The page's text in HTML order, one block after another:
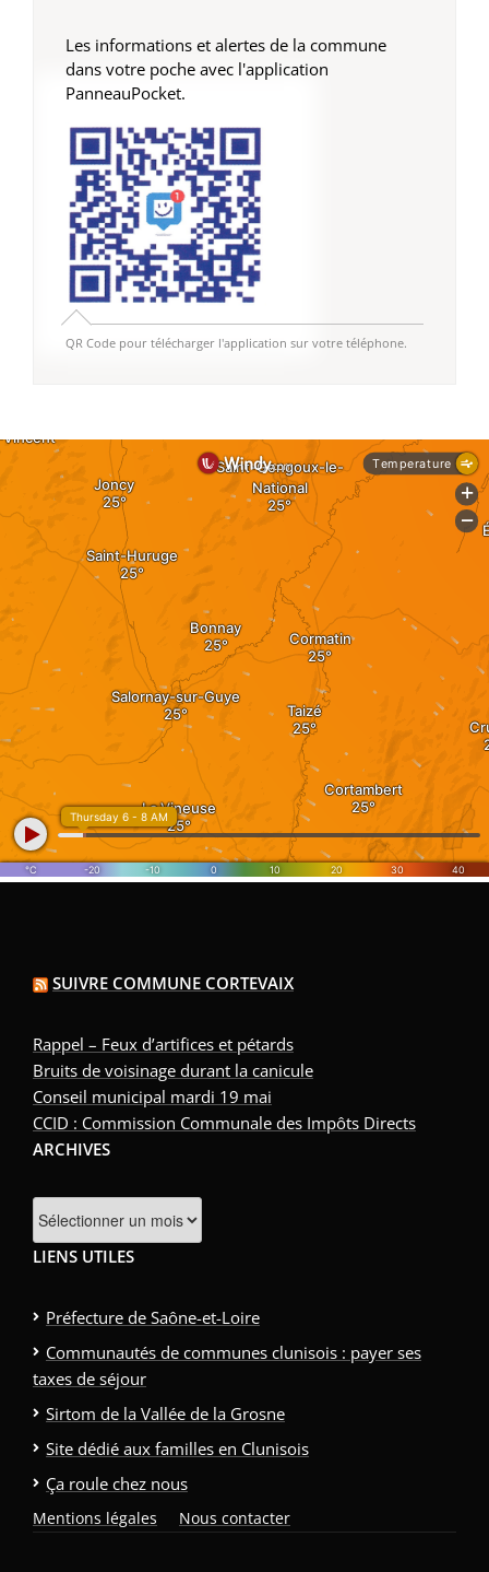
Les informations et alertes de la commune
dans votre poche avec l'application
PanneauPocket.
QR Code pour télécharger l'application sur votre téléphone.
SUIVRE COMMUNE CORTEVAIX
Rappel – Feux d’artifices et pétards
Bruits de voisinage durant la canicule
Conseil municipal mardi 19 mai
CCID : Commission Communale des Impôts Directs
ARCHIVES
Archives
LIENS UTILES
Préfecture de Saône-et-Loire
Communautés de communes clunisois : payer ses
taxes de séjour
Sirtom de la Vallée de la Grosne
Site dédié aux familles en Clunisois
Ça roule chez nous
Mentions légales Nous contacter